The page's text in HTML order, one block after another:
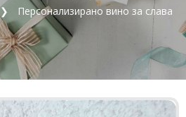
Персонализирано вино за слава